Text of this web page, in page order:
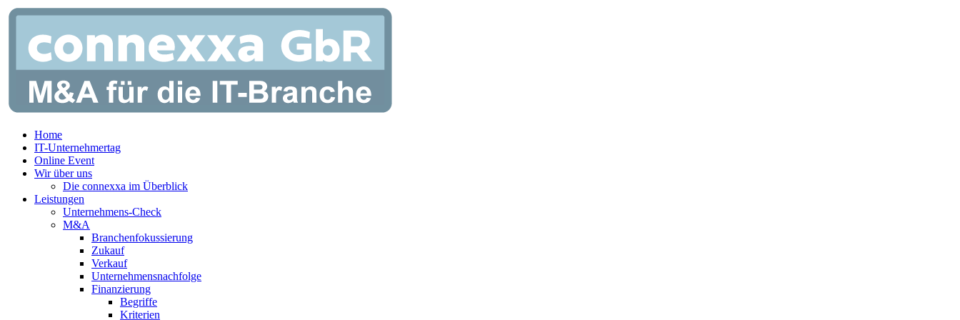
Zum
springen
Home
IT-Unternehmertag
Online Event
Wir über uns
Die connexxa im Überblick
Leistungen
Unternehmens-Check
M&A
Branchenfokussierung
Zukauf
Verkauf
Unternehmensnachfolge
Finanzierung
Begriffe
Kriterien